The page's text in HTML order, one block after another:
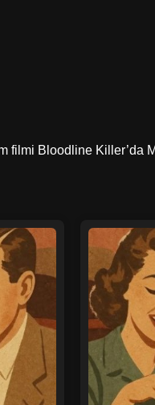
filmi Bloodline Killer’da